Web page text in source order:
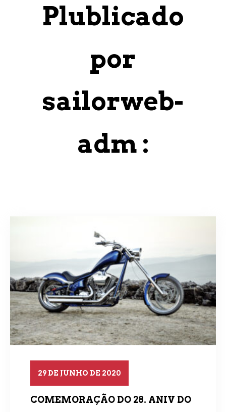
Plublicado
por
sailorweb-
adm :
29 DE JUNHO DE 2020
COMEMORAÇÃO DO 28. ANIV DO